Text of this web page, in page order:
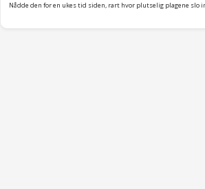
Nådde den for en ukes tid siden, rart hvor plutselig plagene slo